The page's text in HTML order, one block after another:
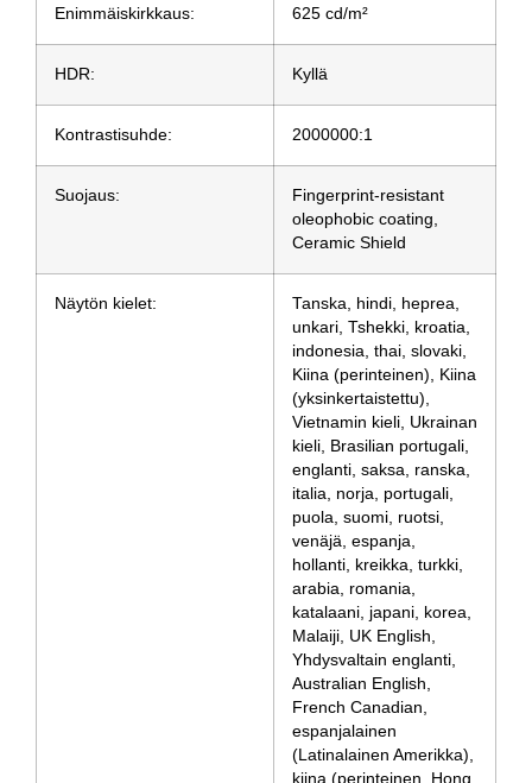
Enimmäiskirkkaus: 625 cd/m²
HDR: Kyllä
Kontrastisuhde: 2000000:1
Suojaus:
Fingerprint-resistant
oleophobic coating,
Ceramic Shield
Näytön kielet:
Tanska, hindi, heprea,
unkari, Tshekki, kroatia,
indonesia, thai, slovaki,
Kiina (perinteinen), Kiina
(yksinkertaistettu),
Vietnamin kieli, Ukrainan
kieli, Brasilian portugali,
englanti, saksa, ranska,
italia, norja, portugali,
puola, suomi, ruotsi,
venäjä, espanja,
hollanti, kreikka, turkki,
arabia, romania,
katalaani, japani, korea,
Malaiji, UK English,
Yhdysvaltain englanti,
Australian English,
French Canadian,
espanjalainen
(Latinalainen Amerikka),
kiina (perinteinen, Hong